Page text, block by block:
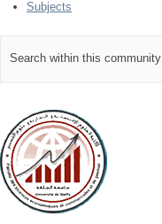
Subjects
Search within this